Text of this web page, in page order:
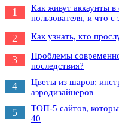
1
Как живут аккаунты в
пользователя, и что с
2 Как узнать, кто
3
Проблемы
последствия?
4
Цветы из шаров:
аэродизайнеров
5
ТОП-5 сайтов,
40